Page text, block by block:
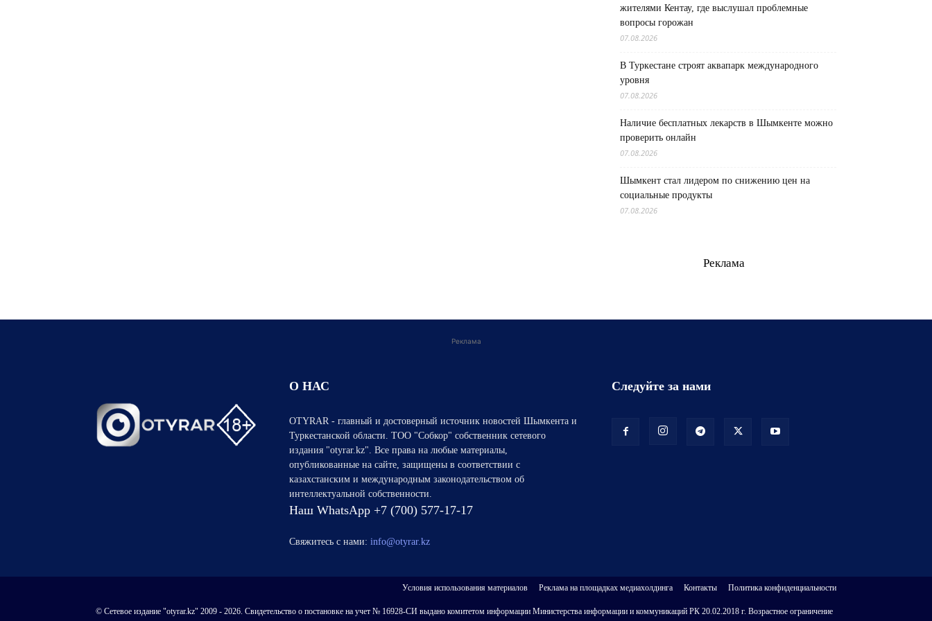
жителями Кентау, где выслушал проблемные
вопросы горожан
07.08.2026
В Туркестане строят аквапарк международного
уровня
07.08.2026
Наличие бесплатных лекарств в Шымкенте можно
проверить онлайн
07.08.2026
Шымкент стал лидером по снижению цен на
социальные продукты
07.08.2026
Реклама
Реклама
О НАС
OTYRAR - главный и достоверный источник новостей Шымкента и
Туркестанской области. ТОО "Собкор" собственник сетевого
издания "otyrar.kz". Все права на любые материалы,
опубликованные на сайте, защищены в соответствии с
казахстанским и международным законодательством об
интеллектуальной собственности.
Наш WhatsApp +7 (700) 577-17-17
Свяжитесь с нами: info@otyrar.kz
Следуйте за нами
Условия использования материалов Реклама на площадках медиахолдинга Контакты Политика конфиденциальности
© Сетевое издание "otyrar.kz" 2009 - 2026. Свидетельство о постановке на учет № 16928-СИ выдано комитетом информации Министерства информации и коммуникаций РК 20.02.2018 г. Возрастное ограничение